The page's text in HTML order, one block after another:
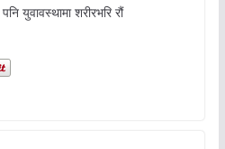
युवावस्थामा शरीरभरि रौं